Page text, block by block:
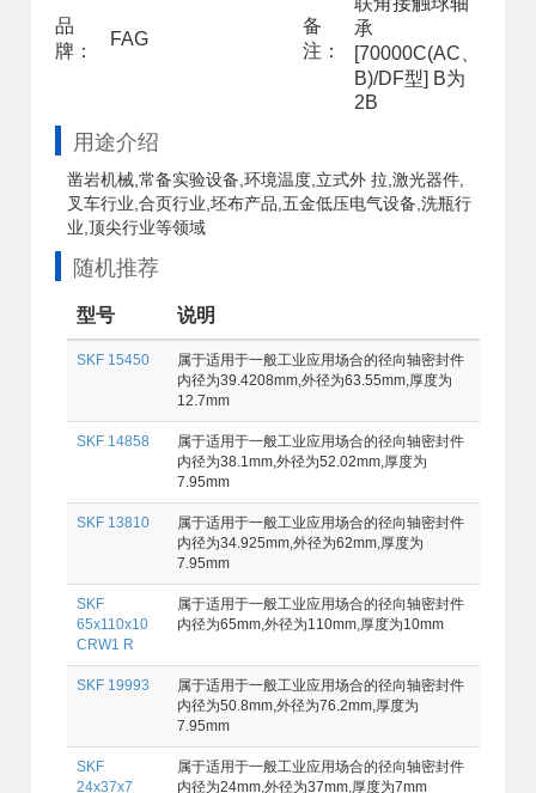
品
牌：
FAG
备
注：
承
[70000C(AC、
B)/DF型] B为
2B
用途介绍
凿岩机械,常备实验设备,环境温度,立式外 拉,激光器件,
叉车行业,合页行业,坯布产品,五金低压电气设备,洗瓶行
业,顶尖行业等领域
随机推荐
型号 说明
SKF 15450
属于适用于一般工业应用场合的径向轴密封件
内径为39.4208mm,外径为63.55mm,厚度为
12.7mm
SKF 14858
属于适用于一般工业应用场合的径向轴密封件
内径为38.1mm,外径为52.02mm,厚度为
7.95mm
SKF 13810
属于适用于一般工业应用场合的径向轴密封件
内径为34.925mm,外径为62mm,厚度为
7.95mm
SKF
65x110x10
CRW1 R
属于适用于一般工业应用场合的径向轴密封件
内径为65mm,外径为110mm,厚度为10mm
SKF 19993
属于适用于一般工业应用场合的径向轴密封件
内径为50.8mm,外径为76.2mm,厚度为
7.95mm
SKF
24x37x7
属于适用于一般工业应用场合的径向轴密封件
内径为24mm,外径为37mm,厚度为7mm